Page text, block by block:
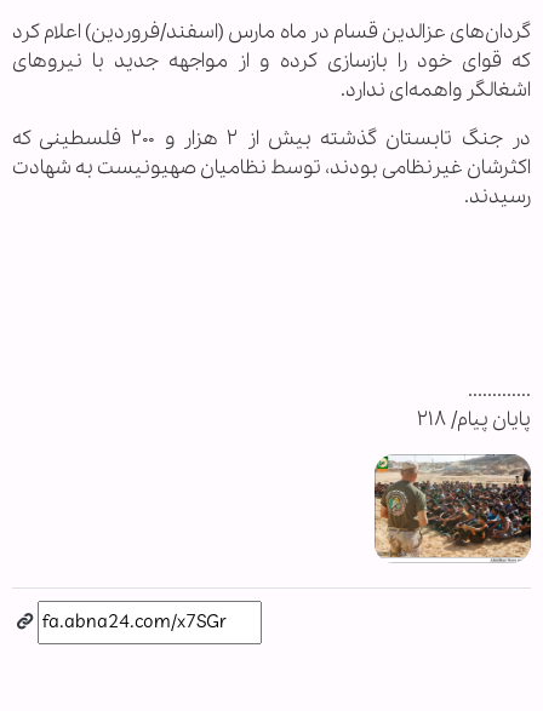
گردان‌های عزالدین قسام در ماه مارس (اسفند/فروردین) اعلام کرد
که قوای خود را بازسازی کرده و از مواجهه جدید با نیروهای
اشغالگر واهمه‌ای ندارد.
در جنگ تابستان گذشته بیش از ۲ هزار و ۲۰۰ فلسطینی که
اکثرشان غیرنظامی بودند، توسط نظامیان صهیونیست به شهادت
رسیدند.
.............
پایان پیام/ ۲۱۸